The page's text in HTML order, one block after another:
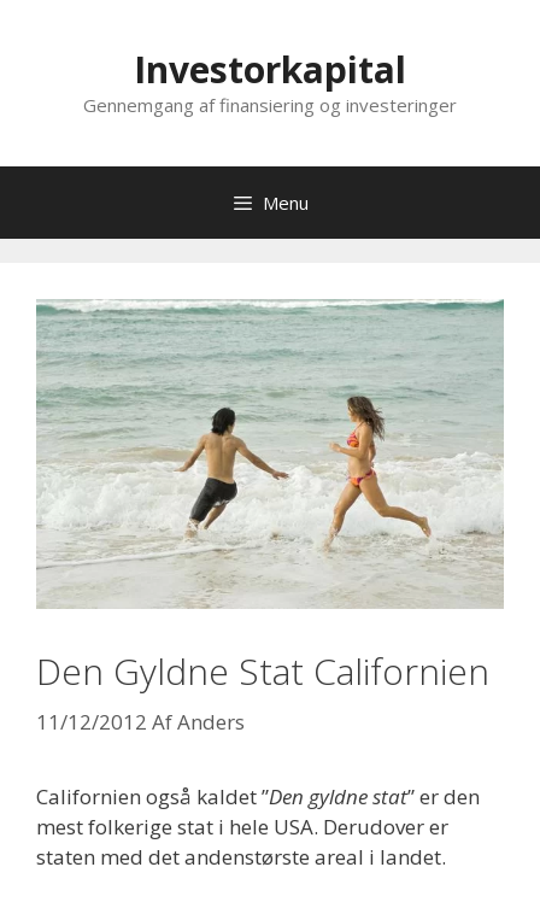
Investorkapital
Gennemgang af finansiering og investeringer
Menu
Den Gyldne Stat Californien
11/12/2012 AfAnders
Californien også kaldet ”Den gyldne stat” er den
mest folkerige stat i hele USA. Derudover er
staten med det andenstørste areal i landet.